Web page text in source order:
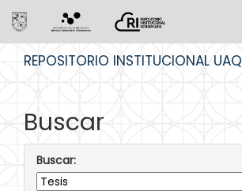
REPOSITORIO INSTITUCIONAL UAQ
Buscar
Buscar: